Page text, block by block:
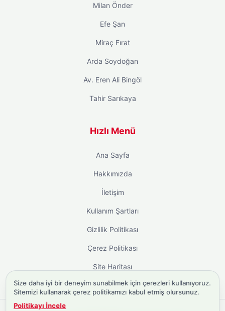
Milan Önder
Efe Şan
Miraç Fırat
Arda Soydoğan
Av. Eren Ali Bingöl
Tahir Sarıkaya
Hızlı Menü
Ana Sayfa
Hakkımızda
İletişim
Kullanım Şartları
Gizlilik Politikası
Çerez Politikası
Site Haritası
Size daha iyi bir deneyim sunabilmek için çerezleri kullanıyoruz.
Sitemizi kullanarak çerez politikamızı kabul etmiş olursunuz.
Politikayı İncele